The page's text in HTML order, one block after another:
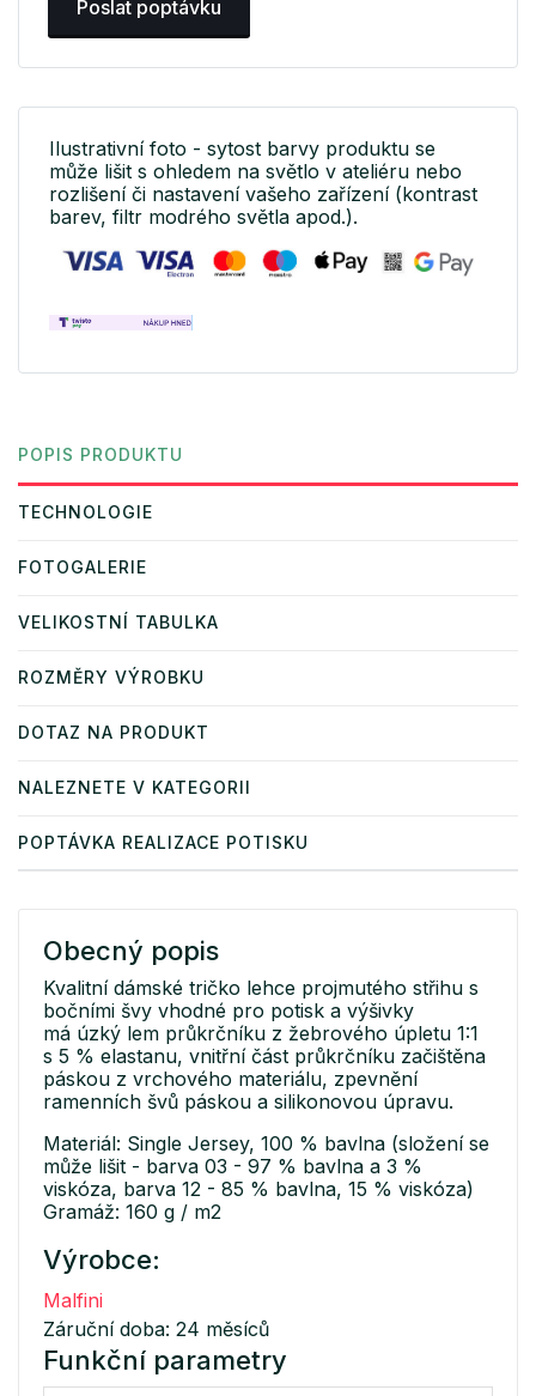
Poslat poptávku
Ilustrativní foto - sytost barvy produktu se
může lišit s ohledem na světlo v ateliéru nebo
rozlišení či nastavení vašeho zařízení (kontrast
barev, filtr modrého světla apod.).
POPIS PRODUKTU
TECHNOLOGIE
FOTOGALERIE
VELIKOSTNÍ TABULKA
ROZMĚRY VÝROBKU
DOTAZ NA PRODUKT
NALEZNETE V KATEGORII
POPTÁVKA REALIZACE POTISKU
Obecný popis
Kvalitní dámské tričko lehce projmutého střihu s
bočními švy vhodné pro potisk a výšivky
má úzký lem průkrčníku z žebrového úpletu 1:1
s 5 % elastanu, vnitřní část průkrčníku začištěna
páskou z vrchového materiálu, zpevnění
ramenních švů páskou a silikonovou úpravu.
Materiál: Single Jersey, 100 % bavlna (složení se
může lišit - barva 03 - 97 % bavlna a 3 %
viskóza, barva 12 - 85 % bavlna, 15 % viskóza)
Gramáž: 160 g / m2
Výrobce:
Malfini
Záruční doba: 24 měsíců
Funkční parametry